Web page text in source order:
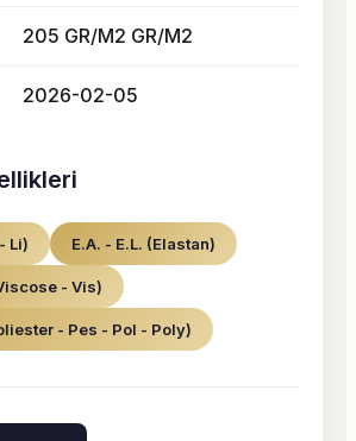
205 GR/M2 GR/M2
2026-02-05
Li) E.A. - E.L. (Elastan)
- Vis)
- Pes - Pol - Poly)